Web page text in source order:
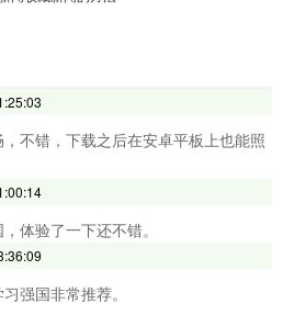
不错，下载之后在安卓平板上也能照
体验了一下还不错。
强国非常推荐。